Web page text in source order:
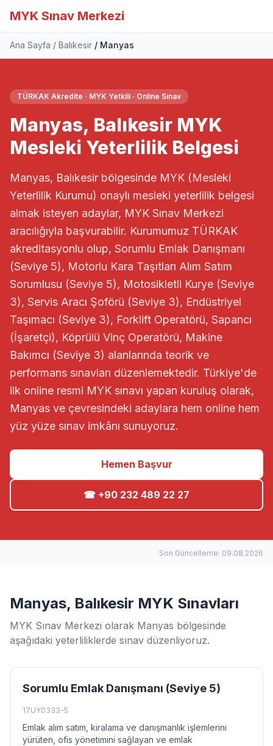
MYK Sınav Merkezi
Ana Sayfa Balıkesir Manyas
TÜRKAK Akredite · MYK Yetkili · Online Sınav
Manyas, Balıkesir MYK
Mesleki Yeterlilik Belgesi
Manyas, Balıkesir bölgesinde MYK (Mesleki
Yeterlilik Kurumu) onaylı mesleki yeterlilik belgesi
almak isteyen adaylar, MYK Sınav Merkezi
aracılığıyla başvurabilir. Kurumumuz TÜRKAK
akreditasyonlu olup, Sorumlu Emlak Danışmanı
(Seviye 5), Motorlu Kara Taşıtları Alım Satım
Sorumlusu (Seviye 5), Motosikletli Kurye (Seviye
3), Servis Aracı Şoförü (Seviye 3), Endüstriyel
Taşımacı (Seviye 3), Forklift Operatörü, Sapancı
(İşaretçi), Köprülü Vinç Operatörü, Makine
Bakımcı (Seviye 3) alanlarında teorik ve
performans sınavları düzenlemektedir. Türkiye'de
ilk online resmi MYK sınavı yapan kuruluş olarak,
Manyas ve çevresindeki adaylara hem online hem
yüz yüze sınav imkânı sunuyoruz.
Hemen Başvur
☎ +90 232 489 22 27
Son Güncelleme: 09.08.2026
Manyas, Balıkesir MYK Sınavları
MYK Sınav Merkezi olarak Manyas bölgesinde
aşağıdaki yeterliliklerde sınav düzenliyoruz.
Sorumlu Emlak Danışmanı (Seviye 5)
17UY0333-5
Emlak alım satım, kiralama ve danışmanlık işlemlerini
yürüten, ofis yönetimini sağlayan ve emlak